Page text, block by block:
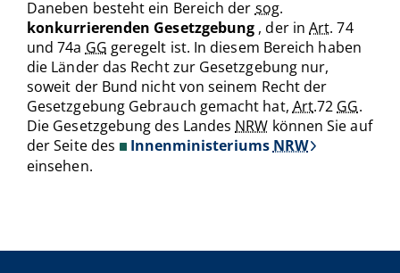
Daneben besteht ein Bereich der sog.
konkurrierenden Gesetzgebung , der inArt. 74
und 74a GG geregelt ist. In diesem Bereich haben
die Länder das Recht zur Gesetzgebung nur,
soweit der Bund nicht von seinem Recht der
Gesetzgebung Gebrauch gemacht hat, Art.72 GG.
Die Gesetzgebung des Landes NRW können Sie auf
der Seite des
Innenministeriums NRW
einsehen.